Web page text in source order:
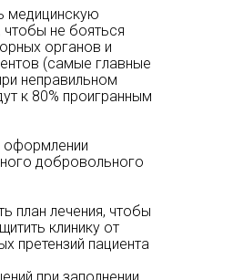
медицинскую
не бояться
органов и
(самые главные
неправильном
к 80% проигранным
добровольного
план лечения, чтобы
клинику от
претензий пациента
при заполнении